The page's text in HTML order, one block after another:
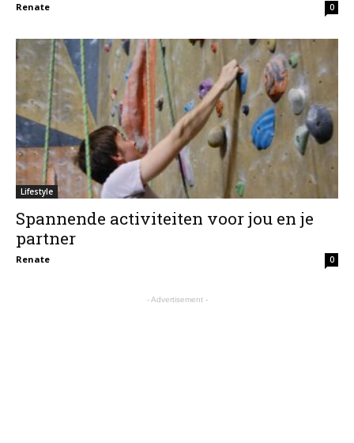
Renate 0
Lifestyle
Spannende activiteiten voor jou en je
partner
Renate 0
- Advertisement -